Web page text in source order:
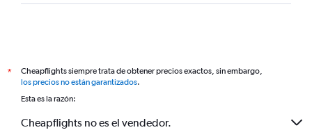
*
Cheapflights siempre trata de obtener precios exactos, sin embargo,
los precios no están garantizados.
Esta es la razón:
Cheapflights no es el vendedor.